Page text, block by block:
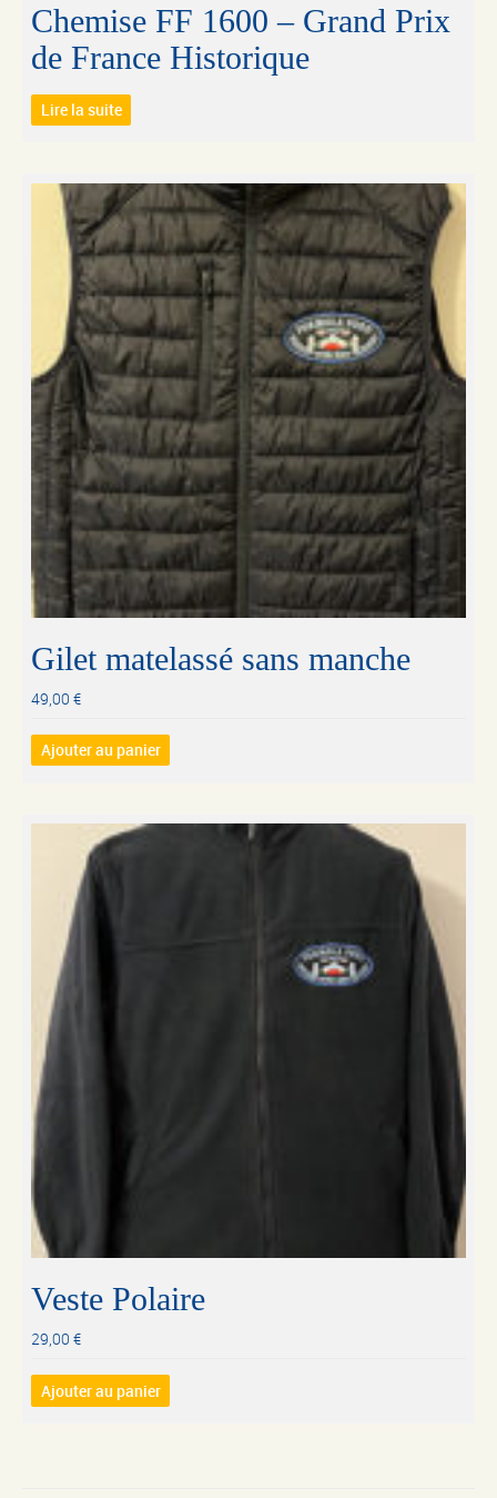
Chemise FF 1600 – Grand Prix
de France Historique
Lire la suite
Gilet matelassé sans manche
49,00€
Ajouter au panier
Veste Polaire
29,00€
Ajouter au panier